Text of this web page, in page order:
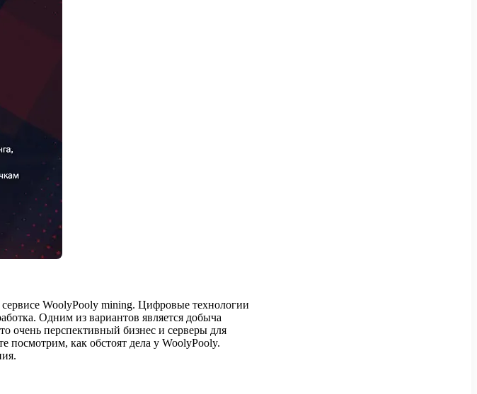
WoolyPooly mining. Цифровые технологии
Одним из вариантов является добыча
очень перспективный бизнес и серверы для
посмотрим, как обстоят дела у WoolyPooly.